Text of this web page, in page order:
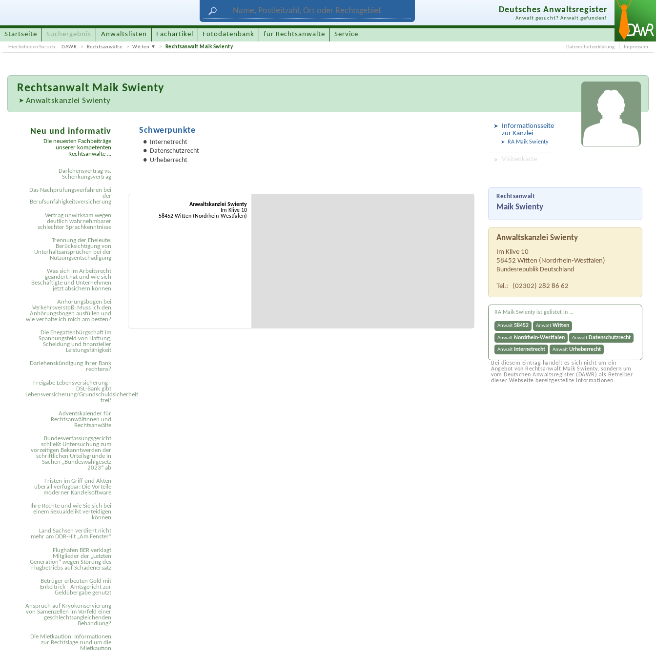
Deutsches Anwaltsregister
Anwalt gesucht? Anwalt gefunden!
Startseite Suchergebnis Anwaltslisten Fachartikel Fotodatenbank für Rechtsanwälte Service
Hier befinden Sie sich: DAWR Rechtsanwälte Witten Rechtsanwalt Maik Swienty Datenschutzerklärung Impressum
Rechtsanwalt Maik Swienty
Anwaltskanzlei Swienty
Informationsseite
zur Kanzlei
RA Maik Swienty
Visitenkarte
Rechtsanwalt
Maik Swienty
Anwaltskanzlei Swienty
Im Klive 10
58452 Witten (Nordrhein-Westfalen)
Bundesrepublik Deutschland
Tel.: (02302) 282 86 62
RA Maik Swienty ist gelistet in ...
Anwalt58452 AnwaltWitten
Anwalt Nordrhein-Westfalen Anwalt Datenschutzrecht
Anwalt Internetrecht AnwaltUrheberrecht
Bei diesem Eintrag handelt es sich nicht um ein
Angebot von Rechtsanwalt Maik Swienty, sondern um
vom Deutschen Anwaltsregister (DAWR) als Betreiber
dieser Webseite bereitgestellte Informationen.
Schwerpunkte
Internetrecht
Datenschutzrecht
Urheberrecht
Anwaltskanzlei Swienty
Im Klive 10
58452 Witten (Nordrhein-Westfalen)
Neu und informativ
Die neuesten Fachbeiträge
unserer kompetenten
Rechtsanwälte ...
Darlehensvertrag vs.
Schenkungsvertrag
Das Nachprüfungsverfahren bei
der
Berufsunfähigkeitsversicherung
Vertrag unwirksam wegen
deutlich wahrnehmbarer
schlechter Sprachkenntnisse
Trennung der Eheleute:
Berücksichtigung von
Unterhaltsansprüchen bei der
Nutzungsentschädigung
Was sich im Arbeitsrecht
geändert hat und wie sich
Beschäftigte und Unternehmen
jetzt absichern können
Anhörungsbogen bei
Verkehrsverstoß: Muss ich den
Anhörungsbogen ausfüllen und
wie verhalte ich mich am besten?
Die Ehegattenbürgschaft im
Spannungsfeld von Haftung,
Scheidung und finanzieller
Leistungsfähigkeit
Darlehenskündigung Ihrer Bank
rechtens?
Freigabe Lebensversicherung -
DSL-Bank gibt
Lebensversicherung/Grundschuldsicherheit
frei!
Adventskalender für
Rechtsanwältinnen und
Rechtsanwälte
Bundesverfassungsgericht
schließt Untersuchung zum
vorzeitigen Bekanntwerden der
schriftlichen Urteilsgründe in
Sachen „Bundeswahlgesetz
2023“ ab
Fristen im Griff und Akten
überall verfügbar: Die Vorteile
moderner Kanzleisoftware
Ihre Rechte und wie Sie sich bei
einem Sexual­delikt verteidigen
können
Land Sachsen verdient nicht
mehr am DDR-Hit „Am Fenster“
Flughafen BER verklagt
Mitglieder der „Letzten
Generation“ wegen Störung des
Flugbetriebs auf Schadenersatz
Betrüger erbeuten Gold mit
Enkeltrick - Amtsgericht zur
Geldübergabe genutzt
Anspruch auf Kryokonservierung
von Samenzellen im Vorfeld einer
geschlechtsangleichenden
Behandlung?
Die Mietkaution: Informationen
zur Rechtslage rund um die
Mietkaution